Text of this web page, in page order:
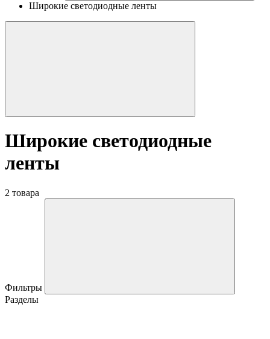
Широкие светодиодные ленты
Широкие светодиодные
ленты
2 товара
Фильтры
Разделы